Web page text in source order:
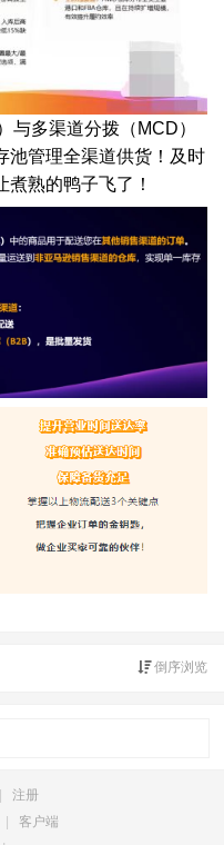
与多渠道分拨（MCD）
池管理全渠道供货！及时
熟的鸭子飞了！
倒序浏览
注册
客户端